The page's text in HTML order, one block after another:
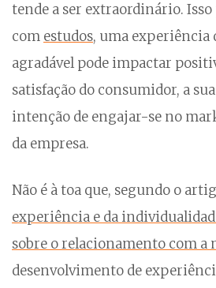
tende a ser extraordinário. Isso
com estudos, uma experiência
agradável pode impactar
satisfação do consumidor, a
intenção de engajar-se no
da empresa.
Não é à toa que, segundo o
experiência e da
sobre o relacionamento com a
desenvolvimento de